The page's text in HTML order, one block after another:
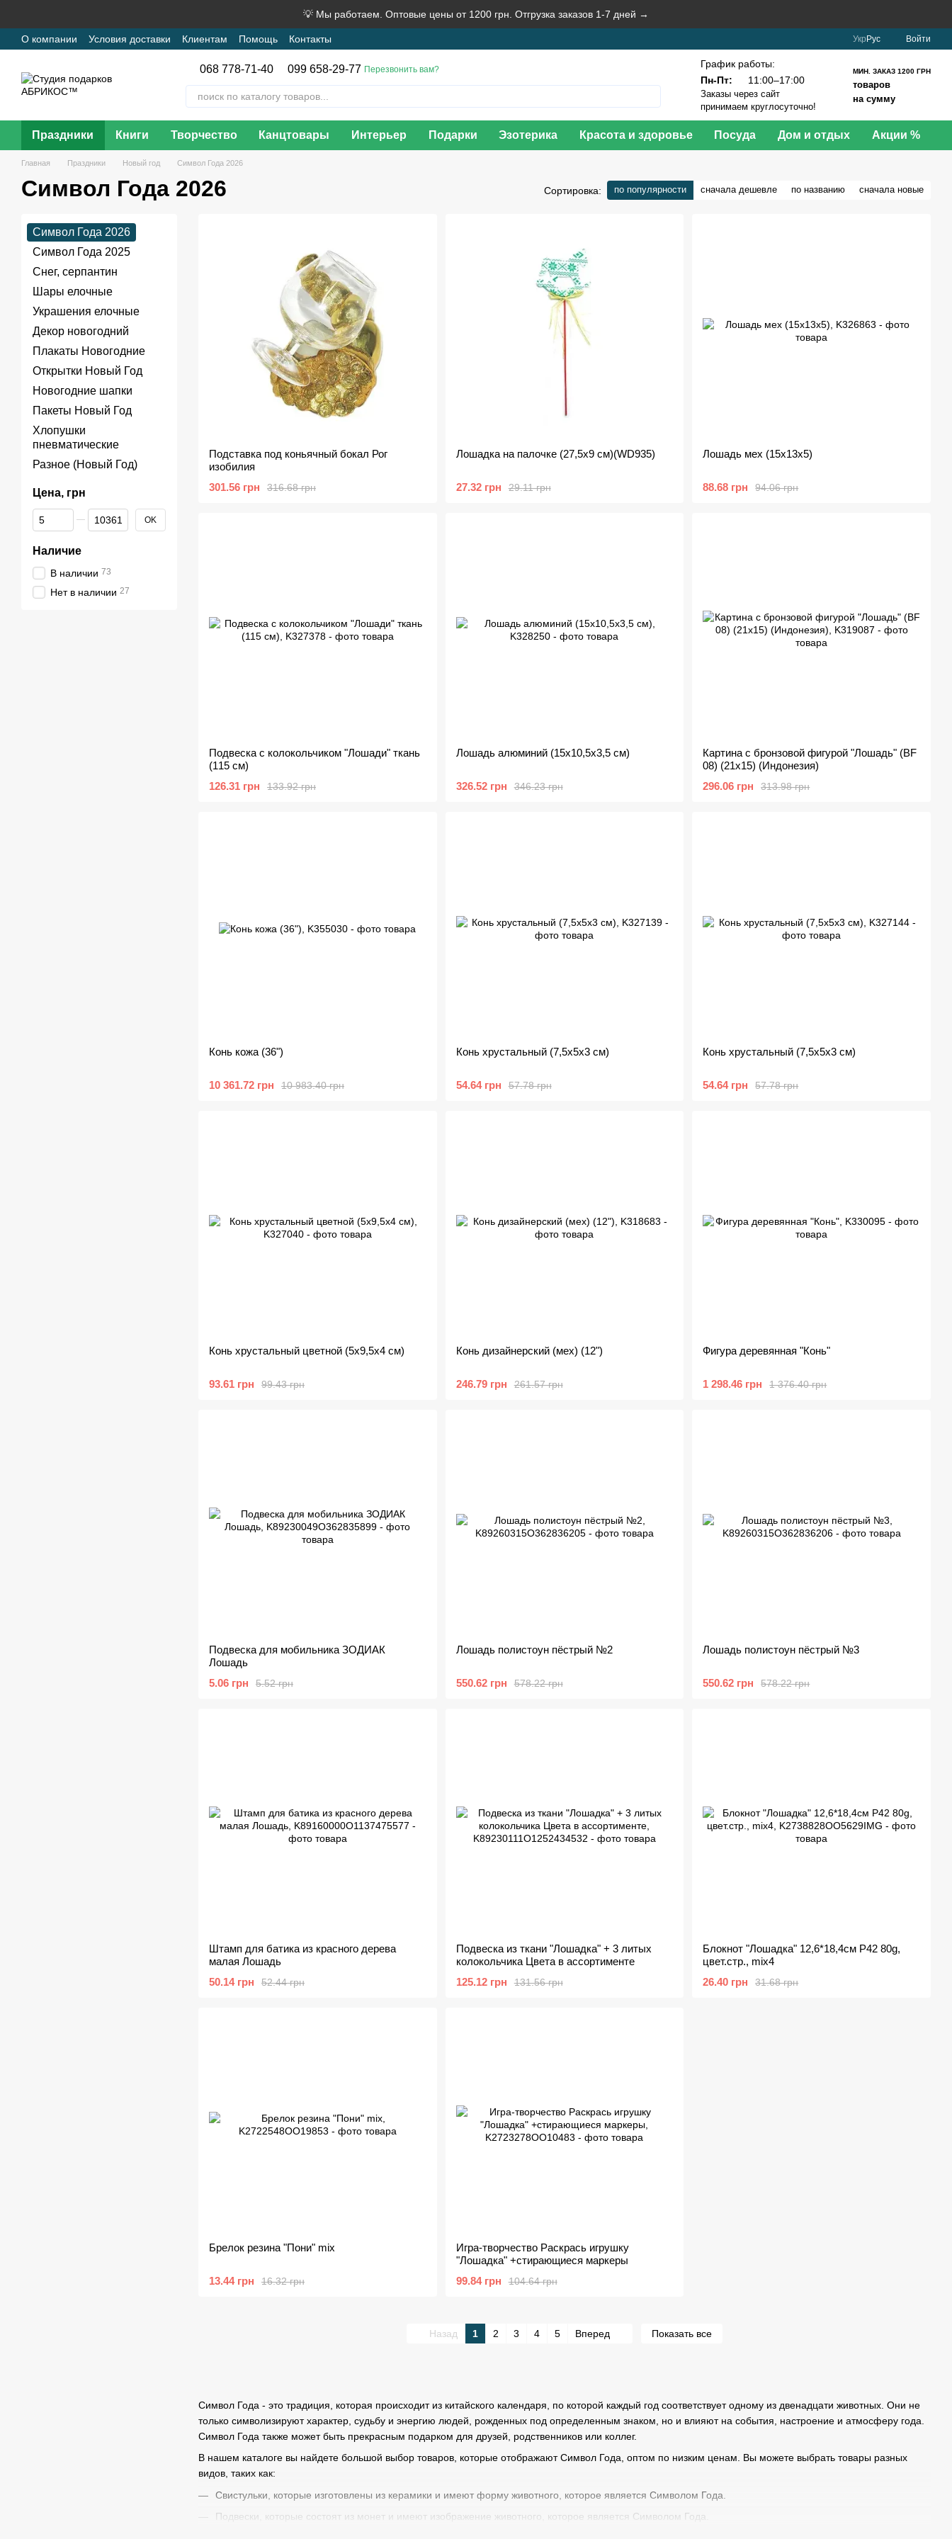
💡 Мы работаем. Оптовые цены от 1200 грн. Отгрузка заказов 1-7 дней →
О компании Условия доставки Клиентам Помощь Контакты Укр Рус Войти
068 778-71-40 099 658-29-77 Перезвонить вам?
График работы:
Пн-Пт:
11:00–17:00
Заказы через сайт
принимаем круглосуточно!
МИН. ЗАКАЗ 1200 ГРН
товаров
на сумму
Праздники Книги Творчество Канцтовары Интерьер Подарки Эзотерика Красота и здоровье Посуда Дом и отдых Акции %
Главная Праздники Новый год Символ Года 2026
Символ Года 2026 Сортировка: по популярности сначала дешевле по названию сначала новые
Символ Года - это традиция, которая происходит из китайского календаря, по которой каждый год соответствует одному из двенадцати животных. Они не
только символизируют характер, судьбу и энергию людей, рожденных под определенным знаком, но и влияют на события, настроение и атмосферу года.
Символ Года также может быть прекрасным подарком для друзей, родственников или коллег.
В нашем каталоге вы найдете большой выбор товаров, которые отображают Символ Года, оптом по низким ценам. Вы можете выбрать товары разных
видов, таких как:
Свистульки, которые изготовлены из керамики и имеют форму животного, которое является Символом Года.
Подвески, которые состоят из монет и имеют изображение животного, которое является Символом Года.
Подставка под коньячный бокал Рог
изобилия
316.68 грн
301.56 грн
Лошадка на палочке (27,5х9 см)(WD935)
29.11 грн
27.32 грн
Лошадь мех (15х13х5)
94.06 грн
88.68 грн
Подвеска с колокольчиком "Лошади" ткань
(115 см)
133.92 грн
126.31 грн
Лошадь алюминий (15х10,5х3,5 см)
346.23 грн
326.52 грн
Картина с бронзовой фигурой "Лошадь" (BF
08) (21x15) (Индонезия)
313.98 грн
296.06 грн
Конь кожа (36")
10 983.40 грн
10 361.72 грн
Конь хрустальный (7,5х5х3 см)
57.78 грн
54.64 грн
Конь хрустальный (7,5х5х3 см)
57.78 грн
54.64 грн
Конь хрустальный цветной (5х9,5х4 см)
99.43 грн
93.61 грн
Конь дизайнерский (мех) (12")
261.57 грн
246.79 грн
Фигура деревянная "Конь"
1 376.40 грн
1 298.46 грн
Подвеска для мобильника ЗОДИАК
Лошадь
5.52 грн
5.06 грн
Лошадь полистоун пёстрый №2
578.22 грн
550.62 грн
Лошадь полистоун пёстрый №3
578.22 грн
550.62 грн
Штамп для батика из красного дерева
малая Лошадь
52.44 грн
50.14 грн
Подвеска из ткани "Лошадка" + 3 литых
колокольчика Цвета в ассортименте
131.56 грн
125.12 грн
Блокнот "Лошадка" 12,6*18,4см P42 80g,
цвет.стр., mix4
31.68 грн
26.40 грн
Брелок резина "Пони" mix
16.32 грн
13.44 грн
Игра-творчество Раскрась игрушку
"Лошадка" +стирающиеся маркеры
104.64 грн
99.84 грн
Назад 1 2 3 4 5 Вперед Показать все
Символ Года 2026
Символ Года 2025
Снег, серпантин
Шары елочные
Украшения елочные
Декор новогодний
Плакаты Новогодние
Открытки Новый Год
Новогодние шапки
Пакеты Новый Год
Хлопушки
пневматические
Разное (Новый Год)
Цена, грн
От Цена, грн
До Цена, грн OK
Наличие
В наличии 73
Нет в наличии 27